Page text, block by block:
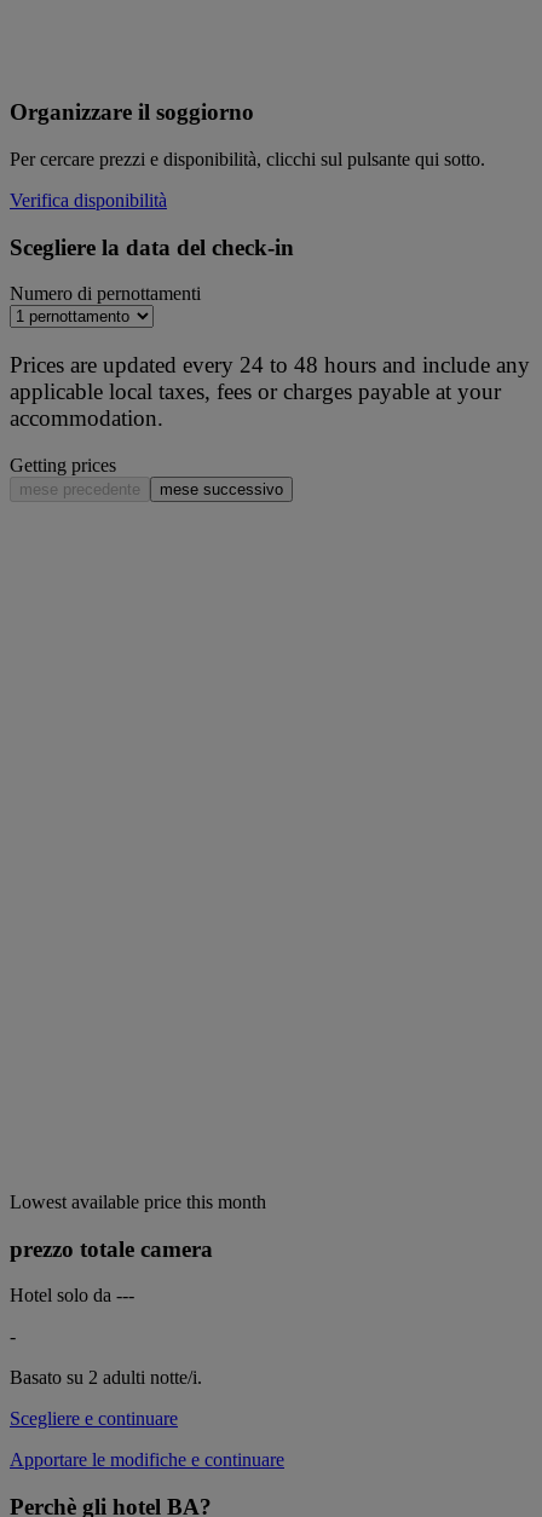
Organizzare il soggiorno
Per cercare prezzi e disponibilità, clicchi sul pulsante qui sotto.
Verifica disponibilità
Scegliere la data del check-in
Numero di pernottamenti
Prices are updated every 24 to 48 hours and include any
applicable local taxes, fees or charges payable at your
accommodation.
Getting prices
mese precedente mese successivo
Lowest available price this month
prezzo totale camera
Hotel solo da ---
-
Basato su 2 adulti notte/i.
Scegliere e continuare
Apportare le modifiche e continuare
Perchè gli hotel BA?